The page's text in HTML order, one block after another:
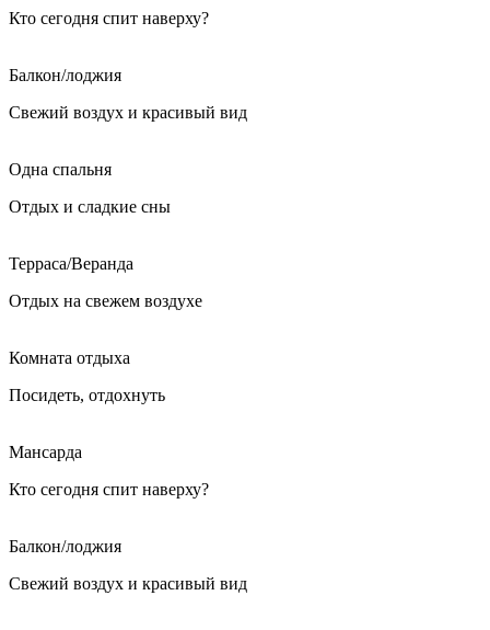
Кто сегодня спит наверху?
Балкон/лоджия
Свежий воздух и красивый вид
Одна спальня
Отдых и сладкие сны
Терраса/Веранда
Отдых на свежем воздухе
Комната отдыха
Посидеть, отдохнуть
Мансарда
Кто сегодня спит наверху?
Балкон/лоджия
Свежий воздух и красивый вид